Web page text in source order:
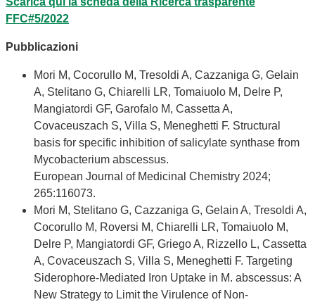
FFC#5/2022
Pubblicazioni
Mori M, Cocorullo M, Tresoldi A, Cazzaniga G, Gelain
A, Stelitano G, Chiarelli LR, Tomaiuolo M, Delre P,
Mangiatordi GF, Garofalo M, Cassetta A,
Covaceuszach S, Villa S, Meneghetti F. Structural
basis for specific inhibition of salicylate synthase from
Mycobacterium abscessus.
European Journal of Medicinal Chemistry 2024;
265:116073.
Mori M, Stelitano G, Cazzaniga G, Gelain A, Tresoldi A,
Cocorullo M, Roversi M, Chiarelli LR, Tomaiuolo M,
Delre P, Mangiatordi GF, Griego A, Rizzello L, Cassetta
A, Covaceuszach S, Villa S, Meneghetti F. Targeting
Siderophore-Mediated Iron Uptake in M. abscessus: A
New Strategy to Limit the Virulence of Non-